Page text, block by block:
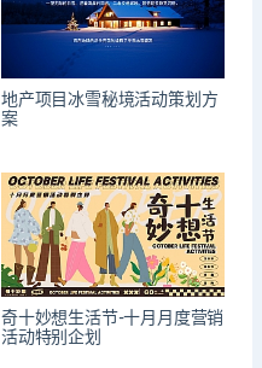
地产项目冰雪秘境活动策划方
案
奇十妙想生活节-十月月度营销
活动特别企划